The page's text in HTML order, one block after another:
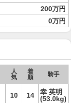
200万円
0万円
人
気
着
順
騎手
10 14
幸 英明
(53.0kg)